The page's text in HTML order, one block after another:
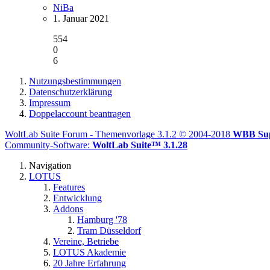
NiBa
1. Januar 2021
554
0
6
Nutzungsbestimmungen
Datenschutzerklärung
Impressum
Doppelaccount beantragen
WoltLab Suite Forum - Themenvorlage 3.1.2 © 2004-2018 WBB
Community-Software: WoltLab Suite™ 3.1.28
Navigation
LOTUS
Features
Entwicklung
Addons
Hamburg '78
Tram Düsseldorf
Vereine, Betriebe
LOTUS Akademie
20 Jahre Erfahrung